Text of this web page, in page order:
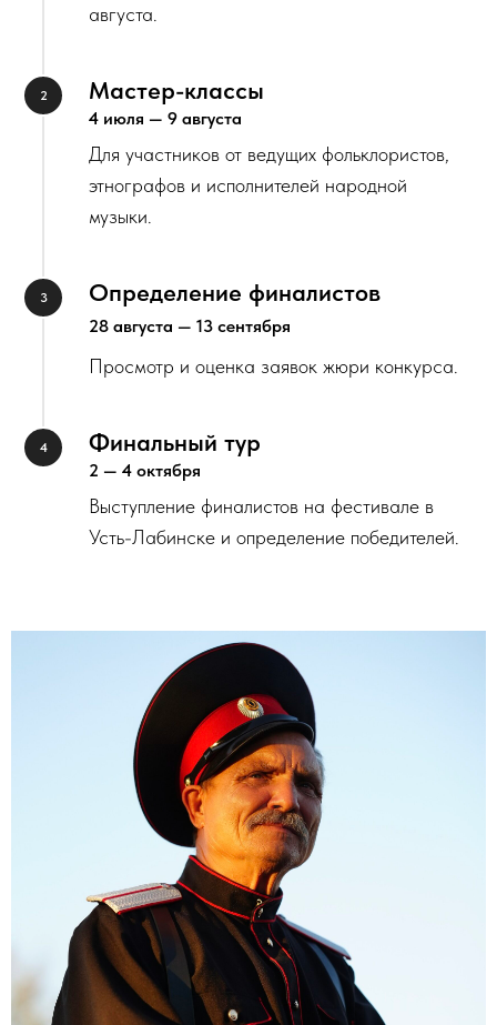
августа.
Мастер-классы
4 июля — 9 августа
Для участников от ведущих фольклористов,
этнографов и исполнителей народной
музыки.
Определение финалистов
28 августа — 13 сентября
Просмотр и оценка заявок жюри конкурса.
Финальный тур
2 — 4 октября
Выступление финалистов на фестивале в
Усть-Лабинске и определение победителей.